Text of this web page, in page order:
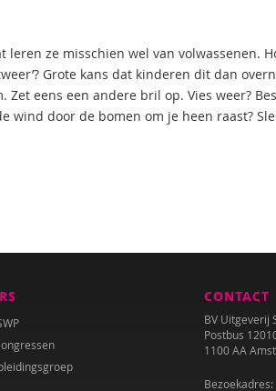
ze misschien wel van volwassenen.
Grote kans dat kinderen dit dan
eens een andere bril op. Vies weer?
wind door de bomen om je heen raast?
CONTACT
BV Uitgeverij
Postbus
1100 AA
Bezoekadres: